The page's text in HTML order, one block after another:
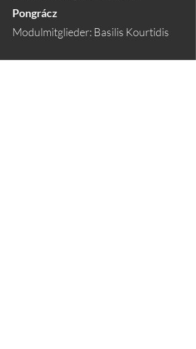
Pongrácz
Modulmitglieder: Basilis Kourtidis